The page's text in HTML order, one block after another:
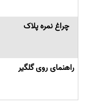
چراغ نمره پلاک
راهنمای روی گلگیر